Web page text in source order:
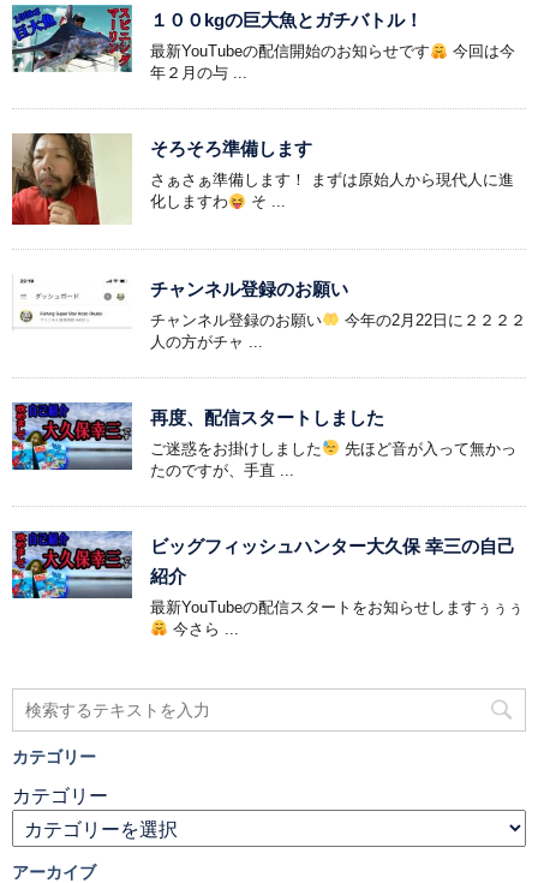
１００kgの巨大魚とガチバトル！
最新YouTubeの配信開始のお知らせです
今回は今
年２月の与 ...
そろそろ準備します
さぁさぁ準備します！ まずは原始人から現代人に進
化しますわ
そ ...
チャンネル登録のお願い
チャンネル登録のお願い
今年の2月22日に２２２２
人の方がチャ ...
再度、配信スタートしました
ご迷惑をお掛けしました
先ほど音が入って無かっ
たのですが、手直 ...
ビッグフィッシュハンター大久保 幸三の自己
紹介
最新YouTubeの配信スタートをお知らせしますぅぅぅ
今さら ...
カテゴリー
カテゴリー
アーカイブ